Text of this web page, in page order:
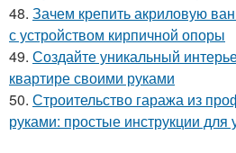
48. Зачем крепить акриловую
с устройством кирпичной опоры
49. Создайте уникальный
квартире своими руками
50. Строительство гаража из
руками: простые инструкции для